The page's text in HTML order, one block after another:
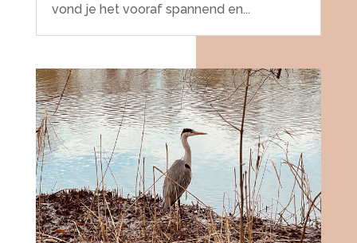
vond je het vooraf spannend en...